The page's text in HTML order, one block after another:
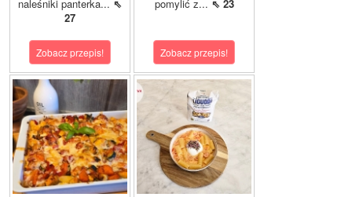
naleśniki panterka... ⇖
27
Zobacz przepis!
pomylić z... ⇖ 23
Zobacz przepis!